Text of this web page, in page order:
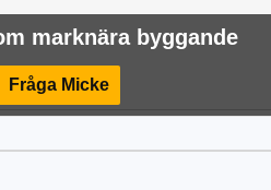
marknära byggande
Fråga Micke